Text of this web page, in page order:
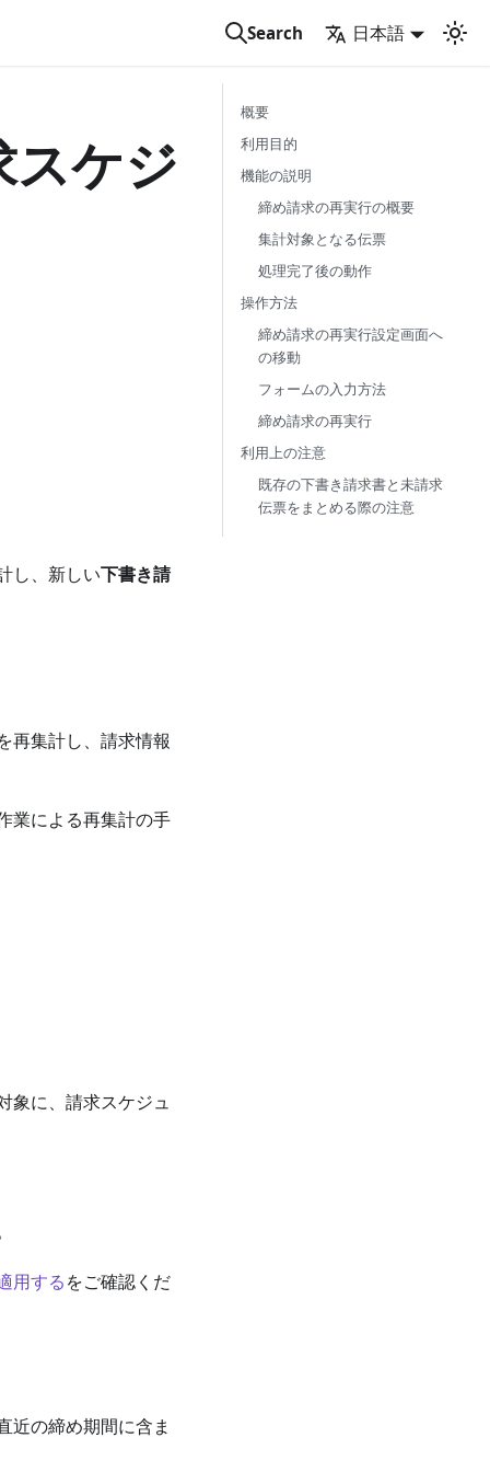
Search 日本語
スケジ
し、新しい下書き請
再集計し、請求情報
業による再集計の手
象に、請求スケジュ
用するをご確認くだ
近の締め期間に含ま
概要
利用目的
機能の説明
締め請求の再実行の概要
集計対象となる伝票
処理完了後の動作
操作方法
締め請求の再実行設定画面へ
の移動
フォームの入力方法
締め請求の再実行
利用上の注意
既存の下書き請求書と未請求
伝票をまとめる際の注意